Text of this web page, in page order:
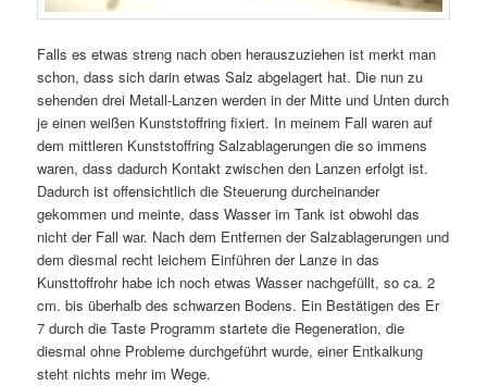
Falls es etwas streng nach oben herauszuziehen ist merkt man
schon, dass sich darin etwas Salz abgelagert hat. Die nun zu
sehenden drei Metall-Lanzen werden in der Mitte und Unten durch
je einen weißen Kunststoffring fixiert. In meinem Fall waren auf
dem mittleren Kunststoffring Salzablagerungen die so immens
waren, dass dadurch Kontakt zwischen den Lanzen erfolgt ist.
Dadurch ist offensichtlich die Steuerung durcheinander
gekommen und meinte, dass Wasser im Tank ist obwohl das
nicht der Fall war. Nach dem Entfernen der Salzablagerungen und
dem diesmal recht leichem Einführen der Lanze in das
Kunsttoffrohr habe ich noch etwas Wasser nachgefüllt, so ca. 2
cm. bis überhalb des schwarzen Bodens. Ein Bestätigen des Er
7 durch die Taste Programm startete die Regeneration, die
diesmal ohne Probleme durchgeführt wurde, einer Entkalkung
steht nichts mehr im Wege.